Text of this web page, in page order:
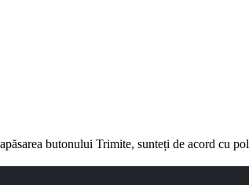
butonului Trimite, sunteți de acord cu